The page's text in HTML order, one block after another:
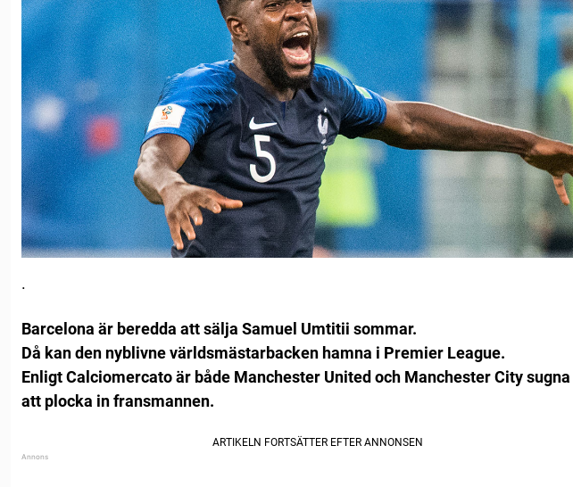
.
Barcelona är beredda att sälja Samuel Umtitii sommar.
Då kan den nyblivne världsmästarbacken hamna i Premier League.
Enligt Calciomercato är både Manchester United och Manchester City sugna
att plocka in fransmannen.